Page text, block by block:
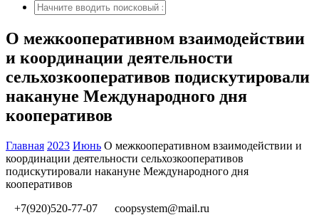
О межкооперативном взаимодействии
и координации деятельности
сельхозкооперативов подискутировали
накануне Международного дня
кооперативов
Главная 2023 Июнь О межкооперативном взаимодействии и
координации деятельности сельхозкооперативов
подискутировали накануне Международного дня
кооперативов
+7(920)520-77-07
coopsystem@mail.ru